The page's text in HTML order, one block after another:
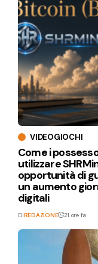
VIDEOGIOCHI
Come i
utilizzare
opportunità di
un aumento
digitali
DiREDAZIONE 21 ore fa